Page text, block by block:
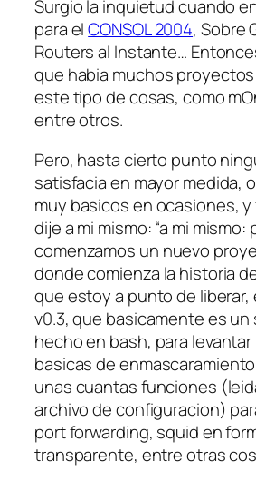
Surgio la inquietud cuando
para elCONSOL 2004, Sobre
Routers al Instante…
que habia muchos
este tipo de cosas, como
entre otros.
Pero, hasta cierto punto
satisfacia en mayor medida,
muy basicos en ocasiones,
dije a mi mismo: “a mi mismo:
comenzamos un nuevo
donde comienza la historia
que estoy a punto de liberar,
v0.3, que basicamente es
hecho en bash, para levantar
basicas de
unas cuantas funciones
archivo de configuracion)
port forwarding, squid en
transparente, entre otras